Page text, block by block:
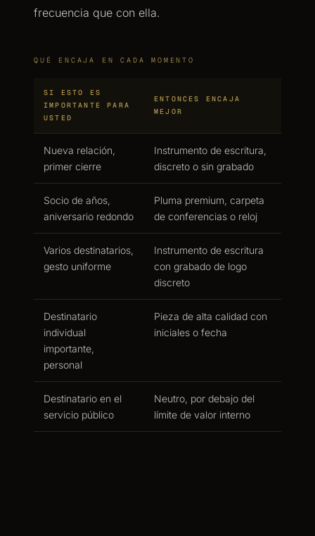
frecuencia que con ella.
QUÉ ENCAJA EN CADA MOMENTO
SI ESTO ES
IMPORTANTE PARA
USTED
ENTONCES ENCAJA
MEJOR
Nueva relación,
primer cierre
Instrumento de escritura,
discreto o sin grabado
Socio de años,
aniversario redondo
Pluma premium, carpeta
de conferencias o reloj
Varios destinatarios,
gesto uniforme
Instrumento de escritura
con grabado de logo
discreto
Destinatario
individual
importante,
personal
Pieza de alta calidad con
iniciales o fecha
Destinatario en el
servicio público
Neutro, por debajo del
límite de valor interno